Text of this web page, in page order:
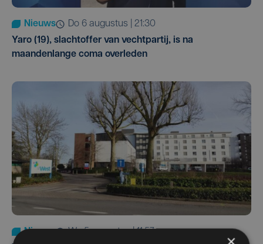
Nieuws
do 6 augustus | 21:30
Yaro (19), slachtoffer van vechtpartij, is na
maandenlange coma overleden
Nieuws
wo 5 augustus | 11:57